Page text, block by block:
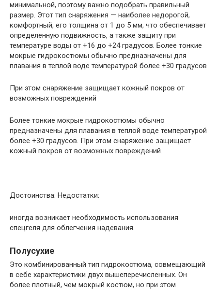
минимальной, поэтому важно подобрать правильный
размер. Этот тип снаряжения — наиболее недорогой,
комфортный, его толщина от 1 до 5 мм, что обеспечивает
определенную подвижность, а также защиту при
температуре воды от +16 до +24 градусов. Более тонкие
мокрые гидрокостюмы обычно предназначены для
плавания в теплой воде температурой более +30 градусов
При этом снаряжение защищает кожный покров от
возможных повреждений
Более тонкие мокрые гидрокостюмы обычно
предназначены для плавания в теплой воде температурой
более +30 градусов. При этом снаряжение защищает
кожный покров от возможных повреждений.
Достоинства: Недостатки:
иногда возникает необходимость использования
спецгеля для облегчения надевания.
Полусухие
Это комбинированный тип гидрокостюма, совмещающий
в себе характеристики двух вышеперечисленных. Он
более плотный, чем мокрый костюм, но при этом